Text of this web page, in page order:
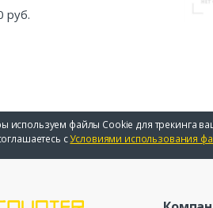
руб.
используем файлы Cookie для трекинга
сУсловиями использования